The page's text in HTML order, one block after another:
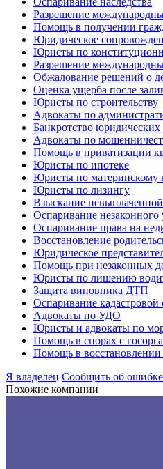
Разрешение
Помощь в получении
Юридическое
Юристы по
Разрешение
Обжалование решений о
Оценка ущерба после
Юристы по строительству
Адвокаты по
Банкротство юридических
Адвокаты по
Помощь в приватизации
Юристы по ипотеке
Юристы по материнскому
Юристы по лизингу
Взыскание
Оспаривание незаконного
Оспаривание права на
Восстановление
Юридическое
Помощь при незаконных
Юристы по лишению
Защита виновника ДТП
Оспаривание кадастровой
Адвокаты по УДО
Юристы и адвокаты по
Помощь в спорах с
Помощь в восстановлении
Я владелец Сообщить об ошибке
Похожие компании